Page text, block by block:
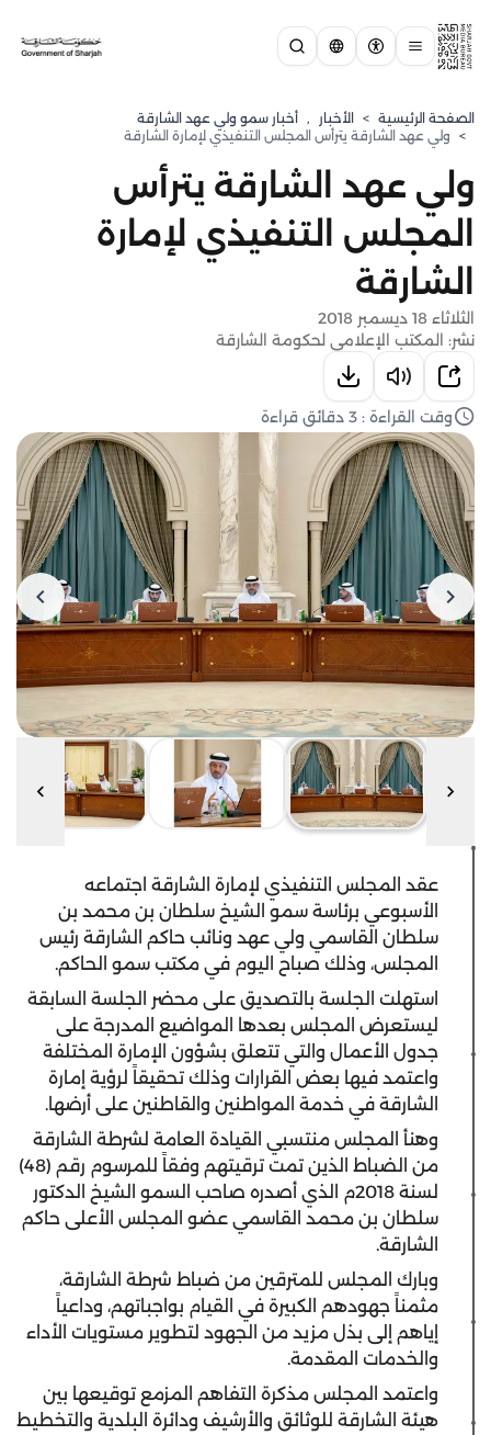
الصفحة الرئيسية > الأخبار , ⁠أخبار سمو ولي عهد الشارقة
> ولي عهد الشارقة يترأس المجلس التنفيذي لإمارة الشارقة
ولي عهد الشارقة يترأس
المجلس التنفيذي لإمارة
الشارقة
الثلاثاء 18 ديسمبر 2018
نشر: المكتب الإعلامي لحكومة الشارقة
وقت القراءة : 3 دقائق قراءة
عقد المجلس التنفيذي لإمارة الشارقة اجتماعه
الأسبوعي برئاسة سمو الشيخ سلطان بن محمد بن
سلطان القاسمي ولي عهد ونائب حاكم الشارقة رئيس
المجلس، وذلك صباح اليوم في مكتب سمو الحاكم.
استهلت الجلسة بالتصديق على محضر الجلسة السابقة
ليستعرض المجلس بعدها المواضيع المدرجة على
جدول الأعمال والتي تتعلق بشؤون الإمارة المختلفة
واعتمد فيها بعض القرارات وذلك تحقيقاً لرؤية إمارة
الشارقة في خدمة المواطنين والقاطنين على أرضها.
وهنأ المجلس منتسبي القيادة العامة لشرطة الشارقة
من الضباط الذين تمت ترقيتهم وفقاً للمرسوم رقم (48)
لسنة 2018م الذي أصدره صاحب السمو الشيخ الدكتور
سلطان بن محمد القاسمي عضو المجلس الأعلى حاكم
الشارقة.
وبارك المجلس للمترقين من ضباط شرطة الشارقة،
مثمناً جهودهم الكبيرة في القيام بواجباتهم، وداعياً
إياهم إلى بذل مزيد من الجهود لتطوير مستويات الأداء
والخدمات المقدمة.
واعتمد المجلس مذكرة التفاهم المزمع توقيعها بين
هيئة الشارقة للوثائق والأرشيف ودائرة البلدية والتخطيط